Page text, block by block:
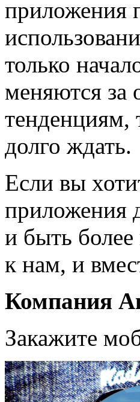
приложения
только
меняются за
тенденциям,
долго ждать.
Если вы
приложения
и быть
к нам, и
Компания
Закажите